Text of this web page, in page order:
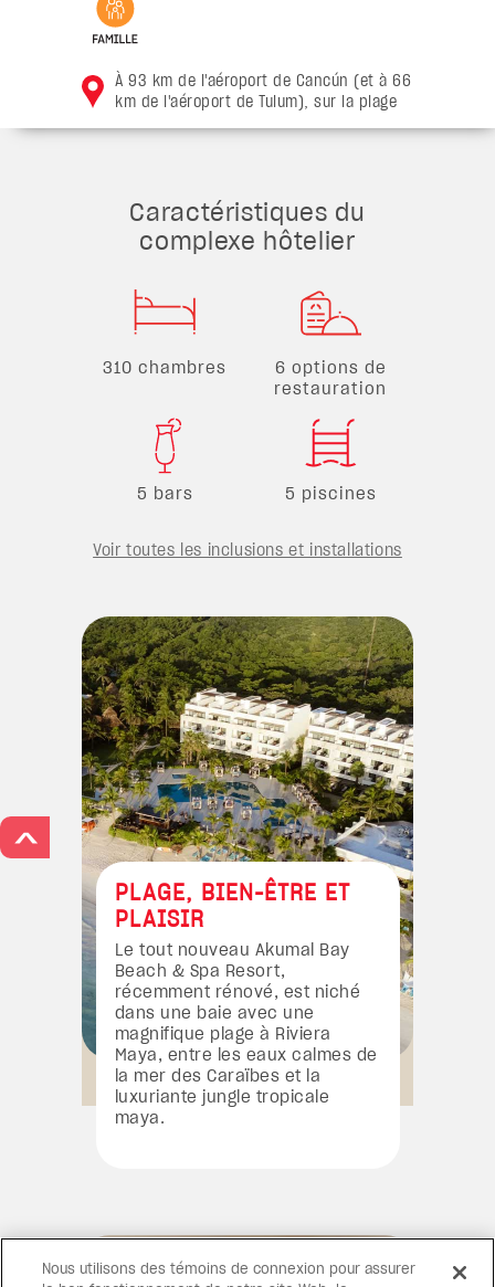
À 93 km de l'aéroport de Cancún (et à 66
km de l'aéroport de Tulum), sur la plage
Caractéristiques du
complexe hôtelier
310 chambres
6 options de
restauration
5 bars 5 piscines
Voir toutes les inclusions et installations
PLAGE, BIEN-ÊTRE ET
PLAISIR
Le tout nouveau Akumal Bay
Beach & Spa Resort,
récemment rénové, est niché
dans une baie avec une
magnifique plage à Riviera
Maya, entre les eaux calmes de
la mer des Caraïbes et la
luxuriante jungle tropicale
maya.
Nous utilisons des témoins de connexion pour assurer